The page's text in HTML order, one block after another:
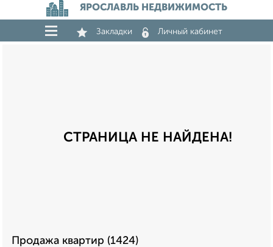
ЯРОСЛАВЛЬ НЕДВИЖИМОСТЬ
Закладки Личный кабинет
СТРАНИЦА НЕ НАЙДЕНА!
Продажа квартир (1424)